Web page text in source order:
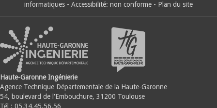
informatiques - Accessibilité: non conforme - Plan du site
Haute-Garonne Ingénierie
Agence Technique Départementale de la Haute-Garonne
54, boulevard de l'Embouchure, 31200 Toulouse
Tél : 05.34.45.56.56